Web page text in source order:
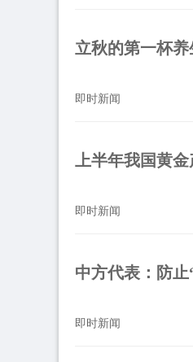
立秋的第一杯养
即时新闻
上半年我国黄
即时新闻
中方代表：防
即时新闻